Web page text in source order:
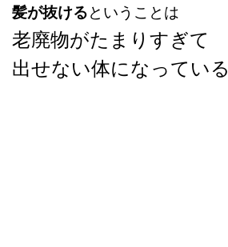
髪が抜けるということは
老廃物がたまりすぎて
出せない体になっている